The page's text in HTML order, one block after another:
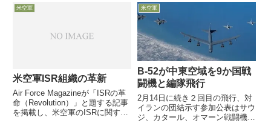
えています。電子戦を意識しなく
てよい過去10年で、空軍内の意
のインタビュー記事を掲載し、同
コマンドが検討している戦闘機体
系の将来計画「Fi...
米空軍
米空軍ISR組織の革新
Air Force Magazineが「ISRの革
命（Revolution）」と題する記事
を掲載し、米空軍のISRに関する
米空軍
B-52が中東空域を9か国戦
闘機と編隊飛行
2月14日に続き２回目の飛行、対
イランの団結示す参加公表はサウ
ジ、カタール、オマーン戦闘機他